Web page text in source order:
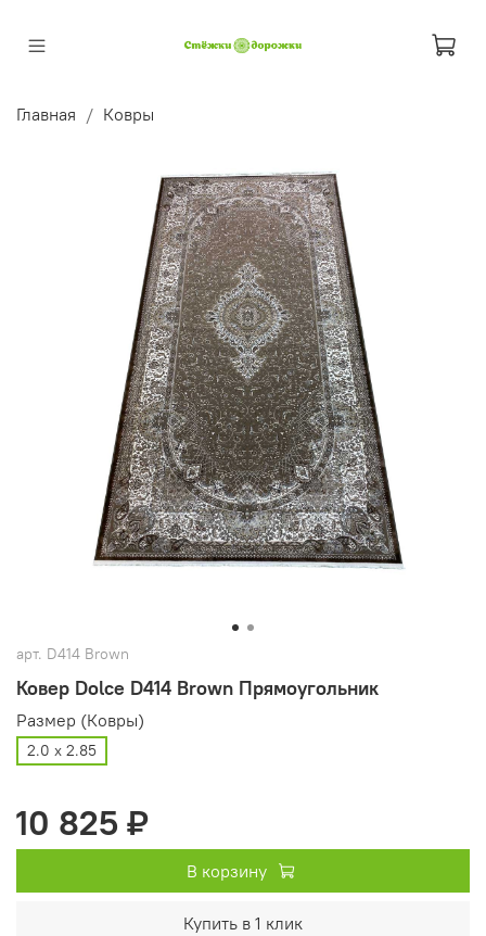
Главная Ковры
арт. D414 Brown
Ковер Dolce D414 Brown Прямоугольник
Размер (Ковры)
2.0 х 2.85
10 825 ₽
В корзину
Купить в 1 клик